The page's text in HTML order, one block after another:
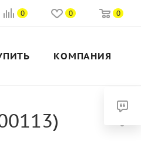
0 0 0
КОМПАНИЯ